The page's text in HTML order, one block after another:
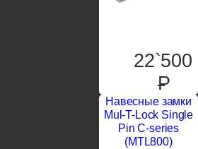
22`500
P
Навесные замки
Mul-T-Lock Single
Pin C-series
(MTL800)